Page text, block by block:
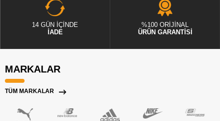
14 GÜN İÇİNDE
İADE
%100 ORİJİNAL
ÜRÜN GARANTİSİ
MARKALAR
TÜM MARKALAR